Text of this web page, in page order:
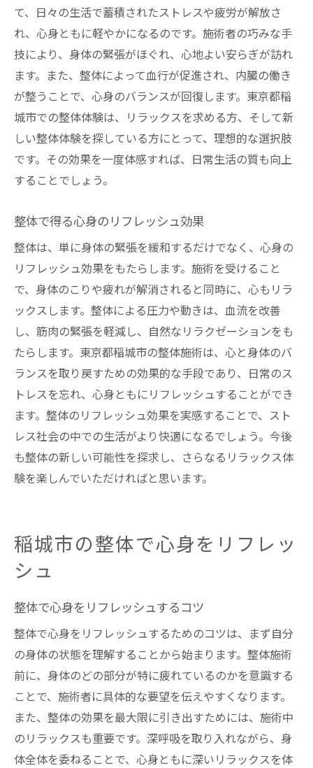
て、日々の生活で蓄積されたストレスや疲労が解放さ
れ、心身ともに軽やかになるのです。施術者の巧みな手
技により、身体の緊張がほぐれ、心地よい安らぎが訪れ
ます。また、整体によって血行が促進され、内臓の働き
が整うことで、心身のバランスが回復します。東京都稲
城市での整体体験は、リラックスを求める方、そして新
しい整体体験を探している方にとって、理想的な選択肢
です。その効果を一度体感すれば、日常生活の質も向上
することでしょう。
整体で得る心身のリフレッシュ効果
整体は、単に身体の緊張を緩和するだけでなく、心身の
リフレッシュ効果をもたらします。施術を受けること
で、身体のこりや疲れが解消されると同時に、心もリラ
ックスします。整体による圧力や動きは、血流を改善
し、筋肉の緊張を軽減し、自然なリラクゼーションをも
たらします。東京都稲城市の整体施術は、心と身体のバ
ランスを取り戻すための効果的な手段であり、日常のス
トレスを忘れ、心身ともにリフレッシュすることができ
ます。整体のリフレッシュ効果を実感することで、スト
レス社会の中での生活がより快適になるでしょう。今後
も整体の新しい可能性を探求し、さらなるリラックス体
験を楽しんでいただければと思います。
稲城市の整体で心身をリフレッ
シュ
整体で心身をリフレッシュするコツ
整体で心身をリフレッシュするためのコツは、まず自分
の身体の状態を理解することから始まります。整体施術
前に、身体のどの部分が特に疲れているのかを意識する
ことで、施術者に具体的な要望を伝えやすくなります。
また、整体の効果を最大限に引き出すためには、施術中
のリラックスも重要です。深呼吸を取り入れながら、身
体全体を委ねることで、心身ともに深いリラックスを体